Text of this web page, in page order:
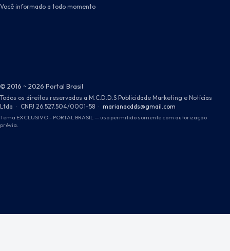
Você informado a todo momento
© 2016 ~ 2026 Portal Brasil
Todos os direitos reservados a M.C.D.D.S Publicidade Marketing e Notícias
Ltda · CNPJ 26.527.504/0001-58 · marianacdds@gmail.com
Tema EXCLUSIVO - PORTAL BRASIL — uso permitido somente com autorização
prévia.